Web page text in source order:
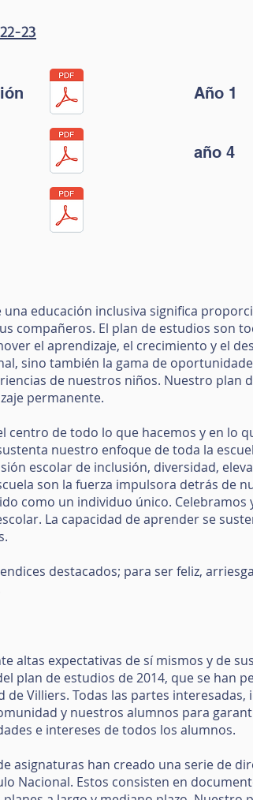
23
Año 1
año 4
una educación inclusiva significa
compañeros. El plan de estudios son
el aprendizaje, el crecimiento y el
sino también la gama de
de nuestros niños. Nuestro plan
permanente.
de todo lo que hacemos y en lo
nuestro enfoque de toda la
escolar de inclusión, diversidad,
son la fuerza impulsora detrás de
como un individuo único. Celebramos
La capacidad de aprender se
destacados; para ser feliz,
altas expectativas de sí mismos y de
plan de estudios de 2014, que se han
Villiers. Todas las partes interesadas,
y nuestros alumnos para
e intereses de todos los alumnos.
asignaturas han creado una serie de
Nacional. Estos consisten en